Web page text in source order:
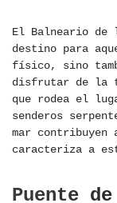
El Balneario
destino para
físico, sino
disfrutar de la
que rodea el
senderos
mar contribuyen
caracteriza a
Puente